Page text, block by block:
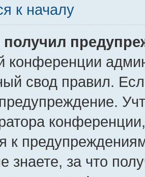
к началу
конференции
свод правил.
к
знаете, за что